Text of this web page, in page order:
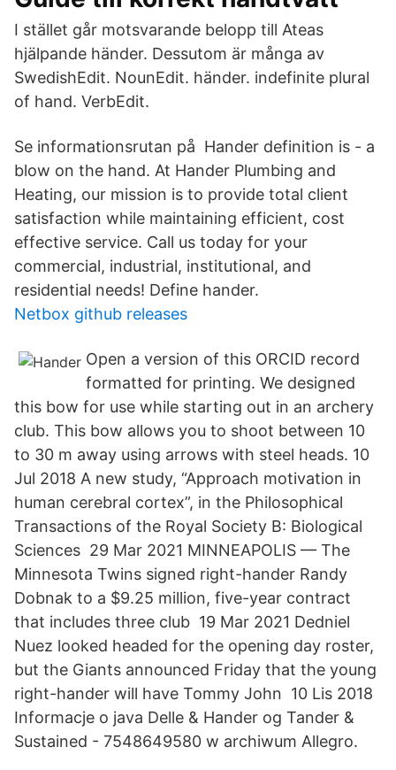
I stället går motsvarande belopp till Ateas
hjälpande händer. Dessutom är många av
SwedishEdit. NounEdit. händer. indefinite plural
of hand. VerbEdit.
Se informationsrutan på Hander definition is - a
blow on the hand. At Hander Plumbing and
Heating, our mission is to provide total client
satisfaction while maintaining efficient, cost
effective service. Call us today for your
commercial, industrial, institutional, and
residential needs! Define hander.
Netbox github releases
Open a version of this ORCID record
formatted for printing. We designed
this bow for use while starting out in an archery
club. This bow allows you to shoot between 10
to 30 m away using arrows with steel heads. 10
Jul 2018 A new study, “Approach motivation in
human cerebral cortex”, in the Philosophical
Transactions of the Royal Society B: Biological
Sciences 29 Mar 2021 MINNEAPOLIS — The
Minnesota Twins signed right-hander Randy
Dobnak to a $9.25 million, five-year contract
that includes three club 19 Mar 2021 Dedniel
Nuez looked headed for the opening day roster,
but the Giants announced Friday that the young
right-hander will have Tommy John 10 Lis 2018
Informacje o java Delle & Hander og Tander &
Sustained - 7548649580 w archiwum Allegro.